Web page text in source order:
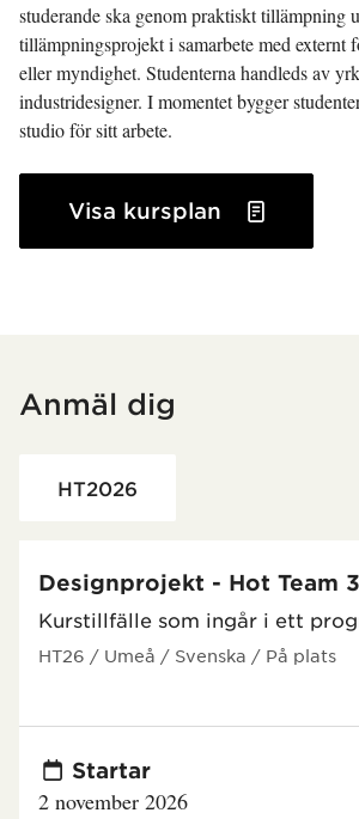
studerande ska genom praktiskt tillämpning
tillämpningsprojekt i samarbete med externt
eller myndighet. Studenterna handleds av
industridesigner. I momentet bygger
studio för sitt arbete.
Visa kursplan
Anmäl dig
HT2026
Designprojekt - Hot Team 3
Kurstillfälle som ingår i ett
HT26 / Umeå / Svenska / På plats
Startar
2 november 2026